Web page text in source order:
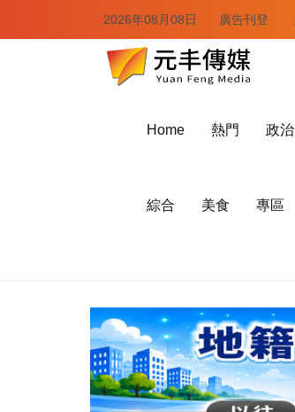
2026年08月08日 廣告刊登
Home 熱門 政治
綜合 美食 專區